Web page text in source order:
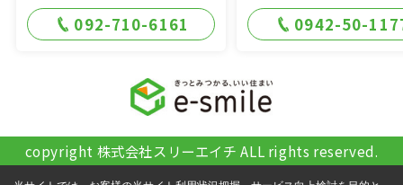
092-710-6161 0942-50-
copyright 株式会社スリーエイチ ALL rights reserved.